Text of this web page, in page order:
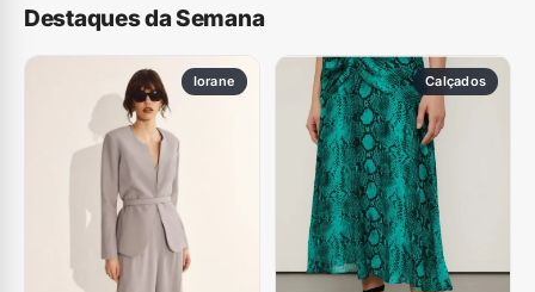
Destaques da Semana
Iorane Calçados